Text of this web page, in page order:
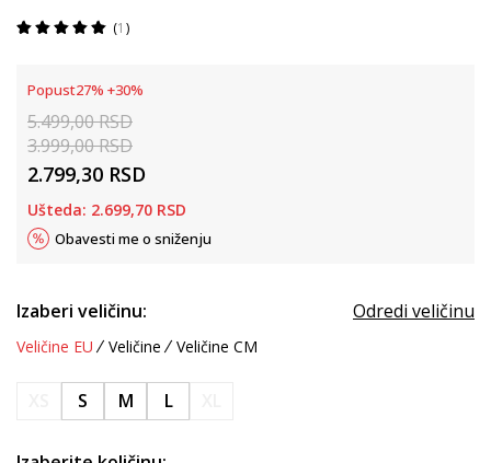
1
Popust27% +30%
5.499,00RSD
3.999,00RSD
2.799,30 RSD
Ušteda: 2.699,70 RSD
Obavesti me o sniženju
Izaberi veličinu: Odredi veličinu
Veličine EU Veličine Veličine CM
S M L